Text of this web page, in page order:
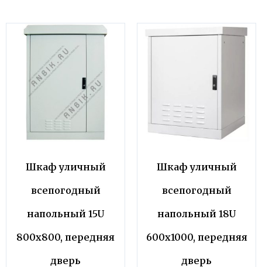
Шкаф уличный
всепогодный
напольный 15U
800х800, передняя
дверь
Шкаф уличный
всепогодный
напольный 18U
600х1000, передняя
дверь